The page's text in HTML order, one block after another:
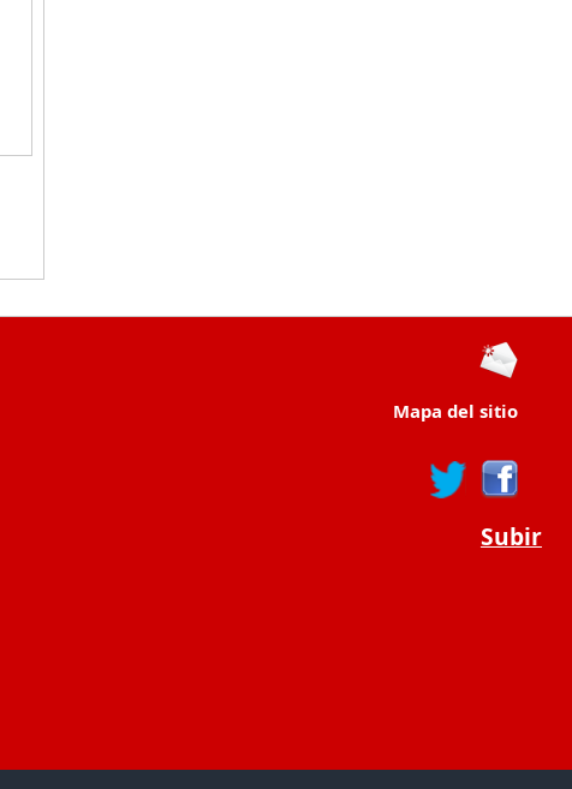
Mapa del sitio
Subir